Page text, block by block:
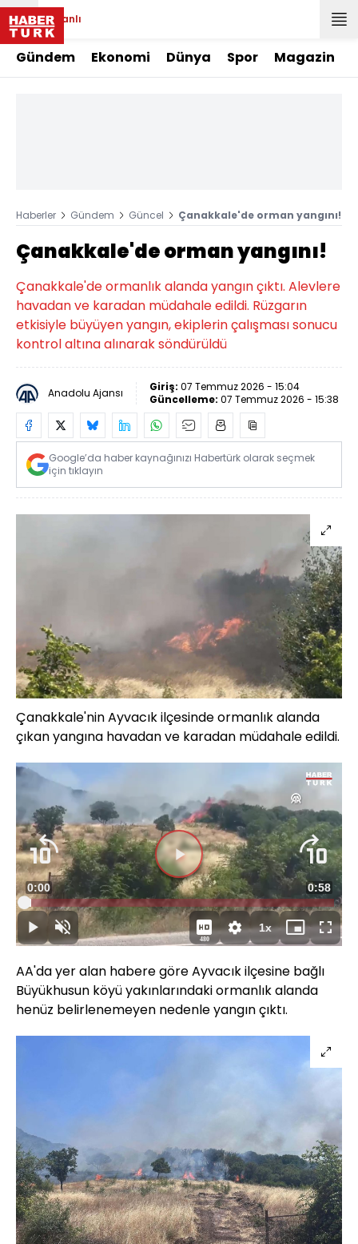
Canlı
Gündem Ekonomi Dünya Spor Magazin
Haberler Gündem Güncel Çanakkale'de orman yangını!
Çanakkale'de orman yangını!
Çanakkale'de ormanlık alanda yangın çıktı. Alevlere
havadan ve karadan müdahale edildi. Rüzgarın
etkisiyle büyüyen yangın, ekiplerin çalışması sonucu
kontrol altına alınarak söndürüldü
Anadolu Ajansı Giriş: 07 Temmuz 2026 - 15:04
Güncelleme: 07 Temmuz 2026 - 15:38
Google’da haber kaynağınızı Habertürk olarak seçmek
için tıklayın
Çanakkale'nin Ayvacık ilçesinde ormanlık alanda
çıkan yangına havadan ve karadan müdahale edildi.
Videoyu
Oynat
OynatSesi
Aç
Süre
0:00 Toplam
Süre
0:58
480
Yüklendi:
2.42%
1xOynatma
Hızı
Mini
oynatıcı
Tam
Ekran
AA'da yer alan habere göre Ayvacık ilçesine bağlı
Büyükhusun köyü yakınlarındaki ormanlık alanda
henüz belirlenemeyen nedenle yangın çıktı.